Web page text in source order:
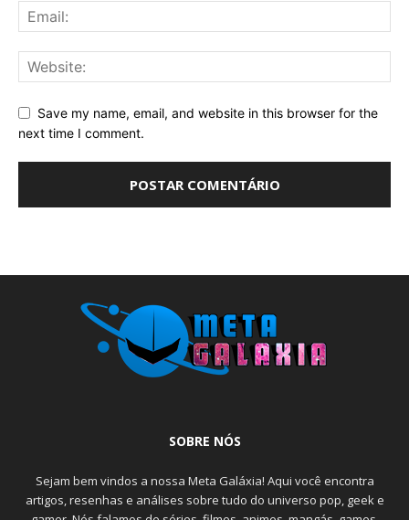
Save my name, email, and website in this browser for the
next time I comment.
SOBRE NÓS
Sejam bem vindos a nossa Meta Galáxia! Aqui você encontra
artigos, resenhas e análises sobre tudo do universo pop, geek e